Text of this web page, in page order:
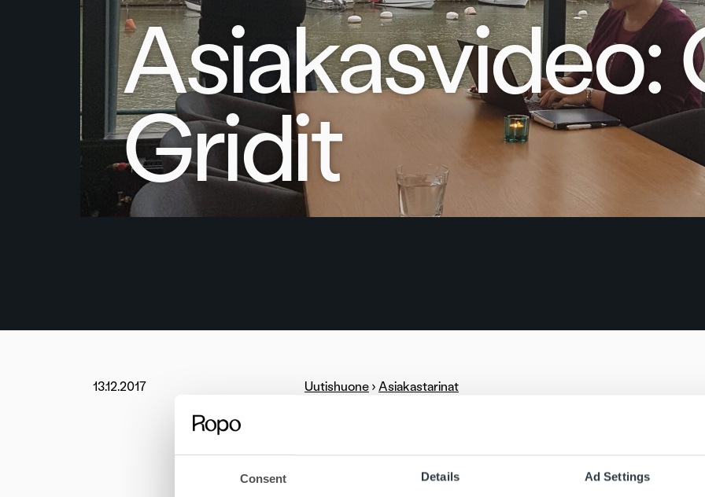
Consent Details Ad Settings
Asiakasvideo:
Gridit
13.12.2017 Uutishuone › Asiakastarinat
huomioivan laskun elinkaaripalvelun.
Ropo tarjoaa Griditin jäsenyhtiöille automatisoidun laskun